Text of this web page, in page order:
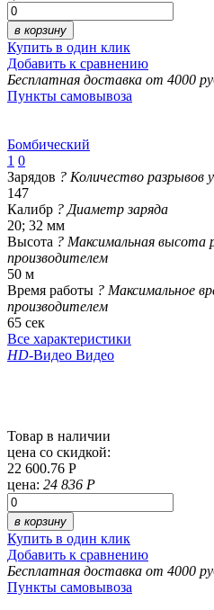
в корзину
Купить в один клик
Добавить к сравнению
Бесплатная доставка от 4000
Пункты самовывоза
Бомбический
1 0
Зарядов ? Количество разрывов
147
Калибр ? Диаметр заряда
20; 32 мм
Высота ? Максимальная высота
производителем
50 м
Время работы ? Максимальное
производителем
65 сек
Все характеристики
HD-Видео Видео
Товар в наличии
цена со скидкой:
22 600.76 Р
цена: 24 836 Р
в корзину
Купить в один клик
Добавить к сравнению
Бесплатная доставка от 4000
Пункты самовывоза